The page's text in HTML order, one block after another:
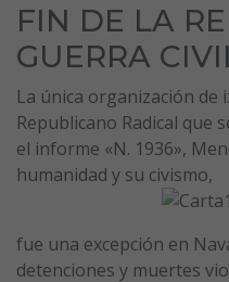
FIN DE LA
GUERRA
La única organización de
Republicano Radical que
el informe «N. 1936»,
humanidad y su civismo,
fue una excepción en
detenciones y muertes